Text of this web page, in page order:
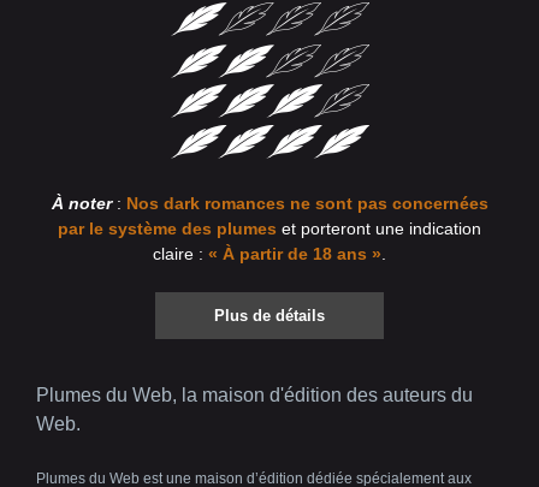
À noter: Nos dark romances ne sont pas concernées
par le système des plumes et porteront une indication
claire : « À partir de 18 ans ».
Plus de détails
Plumes du Web, la maison d'édition des auteurs du
Web.
Plumes du Web est une maison d’édition dédiée spécialement aux